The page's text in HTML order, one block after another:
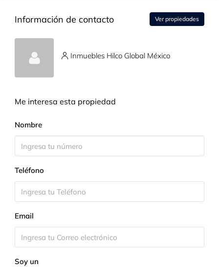
Información de contacto Ver propiedades
Inmuebles Hilco Global México
Me interesa esta propiedad
Nombre
Teléfono
Email
Soy un